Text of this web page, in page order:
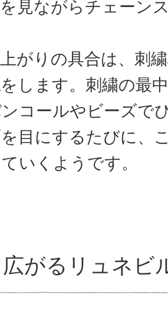
見ながらチェーン
がりの具合は、刺
します。刺繍の最
コールやビーズで
目にするたびに、
いくようです。
がるリュネビ